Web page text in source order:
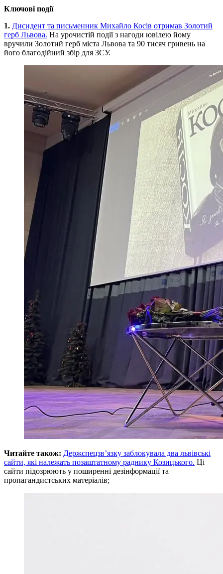
Ключові події
1. Дисидент та письменник Михайло Косів отримав Золотий
герб Львова. На урочистій події з нагоди ювілею йому
вручили Золотий герб міста Львова та 90 тисяч гривень на
його благодійний збір для ЗСУ.
Читайте також: Держспецзв’язку заблокувала два львівські
сайти, які належать позаштатному раднику Козицького. Ці
сайти підозрюють у поширенні дезінформації та
пропагандистських матеріалів;